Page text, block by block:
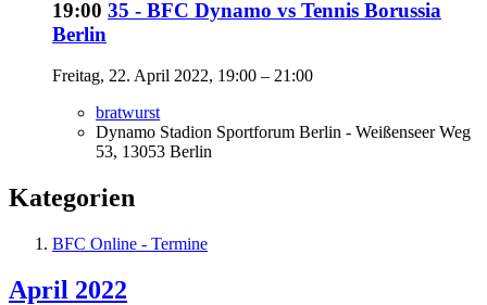
19:00 35 - BFC Dynamo vs Tennis Borussia
Berlin
Freitag, 22. April 2022, 19:00 – 21:00
bratwurst
Dynamo Stadion Sportforum Berlin - Weißenseer Weg
53, 13053 Berlin
Kategorien
BFC Online - Termine
April 2022